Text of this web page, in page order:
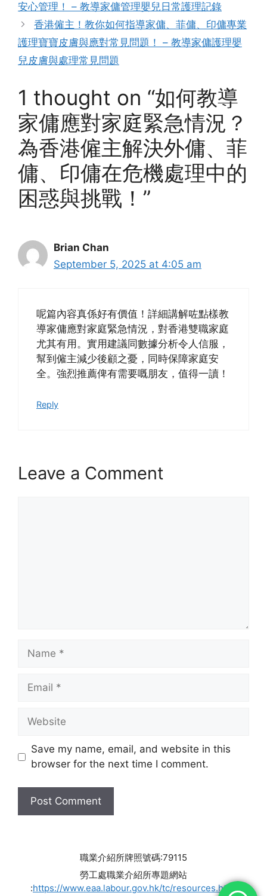
安心管理！ – 教導家傭管理嬰兒日常護理記錄
香港僱主！教你如何指導家傭、菲傭、印傭專業
護理寶寶皮膚與應對常見問題！ – 教導家傭護理嬰
兒皮膚與處理常見問題
1 thought on “如何教導
家傭應對家庭緊急情況？
為香港僱主解決外傭、菲
傭、印傭在危機處理中的
困惑與挑戰！”
Brian Chan
September 5, 2025 at 4:05 am
呢篇內容真係好有價值！詳細講解咗點樣教
導家傭應對家庭緊急情況，對香港雙職家庭
尤其有用。實用建議同數據分析令人信服，
幫到僱主減少後顧之憂，同時保障家庭安
全。強烈推薦俾有需要嘅朋友，值得一讀！
Reply
Leave a Comment
Name
Email
Website
Save my name, email, and website in this
browser for the next time I comment.
職業介紹所牌照號碼:79115
勞工處職業介紹所專題網站
:https://www.eaa.labour.gov.hk/tc/resources.html